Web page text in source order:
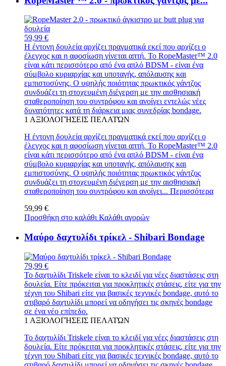
59,99 €
Η έντονη δουλεία αρχίζει πραγματικά εκεί που αρχίζει ο
έλεγχος και η αφοσίωση γίνεται απτή. Το RopeMaster™ 2.0
είναι κάτι περισσότερο από ένα απλό BDSM - είναι ένα
σύμβολο κυριαρχίας και υποταγής, απόλαυσης και
εμπιστοσύνης. Ο υψηλής ποιότητας πρωκτικός γάντζος
συνδυάζει τη στοχευμένη διέγερση με την αισθησιακή
σταθεροποίηση του συντρόφου και ανοίγει εντελώς νέες
δυνατότητες κατά τη διάρκεια μιας συνεδρίας bondage.
1 ΑΞΙΟΛΟΓΉΣΕΙΣ ΠΕΛΑΤΏΝ
Η έντονη δουλεία αρχίζει πραγματικά εκεί που αρχίζει ο
έλεγχος και η αφοσίωση γίνεται απτή. Το RopeMaster™ 2.0
είναι κάτι περισσότερο από ένα απλό BDSM - είναι ένα
σύμβολο κυριαρχίας και υποταγής, απόλαυσης και
εμπιστοσύνης. Ο υψηλής ποιότητας πρωκτικός γάντζος
συνδυάζει τη στοχευμένη διέγερση με την αισθησιακή
σταθεροποίηση του συντρόφου και ανοίγει... Περισσότερα
59,99 €
Προσθήκη στο καλάθι Καλάθι αγορών
Μαύρο δαχτυλίδι τρίκελ - Shibari Bondage
79,99 €
Το δαχτυλίδι Triskele είναι το κλειδί για νέες διαστάσεις στη
δουλεία. Είτε πρόκειται για προκλητικές στάσεις, είτε για την
τέχνη του Shibari είτε για βασικές τεχνικές bondage, αυτό το
στιβαρό δαχτυλίδι μπορεί να οδηγήσει τις σκηνές bondage
σε ένα νέο επίπεδο.
1 ΑΞΙΟΛΟΓΉΣΕΙΣ ΠΕΛΑΤΏΝ
Το δαχτυλίδι Triskele είναι το κλειδί για νέες διαστάσεις στη
δουλεία. Είτε πρόκειται για προκλητικές στάσεις, είτε για την
τέχνη του Shibari είτε για βασικές τεχνικές bondage, αυτό το